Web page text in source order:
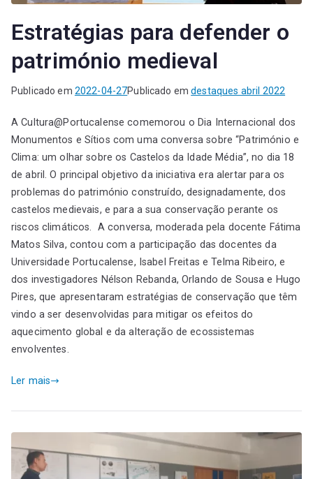
Estratégias para defender o
património medieval
Publicado em 2022-04-27Publicado emdestaques abril 2022
A Cultura@Portucalense comemorou o Dia Internacional dos
Monumentos e Sítios com uma conversa sobre “Património e
Clima: um olhar sobre os Castelos da Idade Média”, no dia 18
de abril. O principal objetivo da iniciativa era alertar para os
problemas do património construído, designadamente, dos
castelos medievais, e para a sua conservação perante os
riscos climáticos. A conversa, moderada pela docente Fátima
Matos Silva, contou com a participação das docentes da
Universidade Portucalense, Isabel Freitas e Telma Ribeiro, e
dos investigadores Nélson Rebanda, Orlando de Sousa e Hugo
Pires, que apresentaram estratégias de conservação que têm
vindo a ser desenvolvidas para mitigar os efeitos do
aquecimento global e da alteração de ecossistemas
envolventes.
Ler mais